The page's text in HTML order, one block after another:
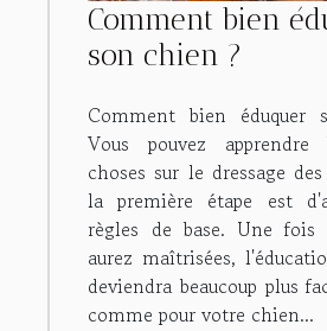
Comment bien
son chien ?
Comment bien éduquer
Vous pouvez apprendre
choses sur le dressage
la première étape est
règles de base. Une fois
aurez maîtrisées,
deviendra beaucoup plus
comme pour votre chien...